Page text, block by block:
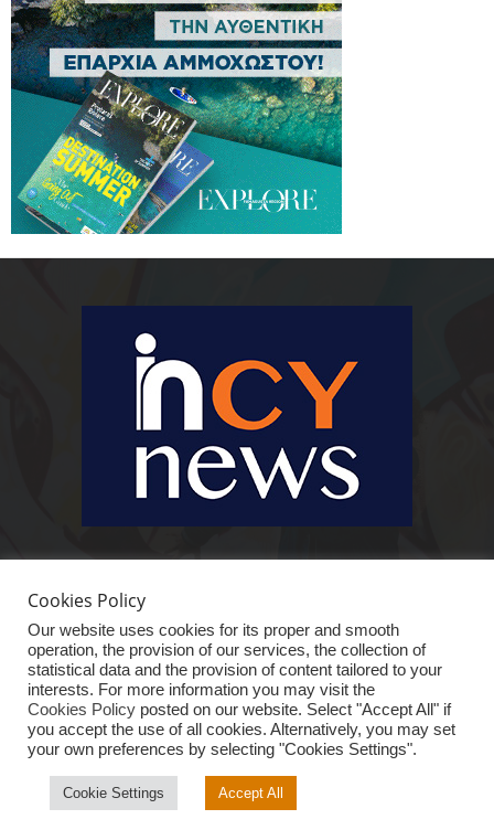
είστε πραγματικά in cynews στην επικαιρότητα.
ΑΡΧΙΚΗ ΕΙΔΗΣΕΙΣ ΚΥΠΡΟΣ ΚΟΣΜΟΣ
ΟΙΚΟΝΟΜΙΑ
VIRAL
ΑΠΟΨΗ ΕΠΙΧΕΙΡΗΜΑΤΙΚΟ “iN”
Cookies Policy
Our website uses cookies for its proper and smooth
operation, the provision of our services, the collection of
statistical data and the provision of content tailored to your
interests. For more information you may visit the
Cookies Policy posted on our website. Select "Accept All" if
you accept the use of all cookies. Alternatively, you may set
your own preferences by selecting "Cookies Settings".
Cookie Settings Accept All